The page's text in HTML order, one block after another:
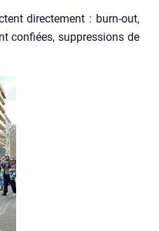
direc­te­ment : burn-out,
confiées, sup­pres­sions de